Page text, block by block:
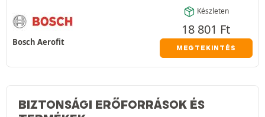
Bosch Aerofit
Készleten
18 801 Ft
MEGTEKINTÉS
BIZTONSÁGI ERŐFORRÁSOK ÉS